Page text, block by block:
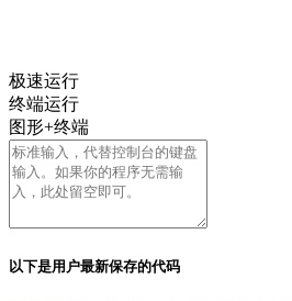
极速运行
终端运行
图形+终端
以下是用户最新保存的代码